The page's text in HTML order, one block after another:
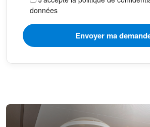
données